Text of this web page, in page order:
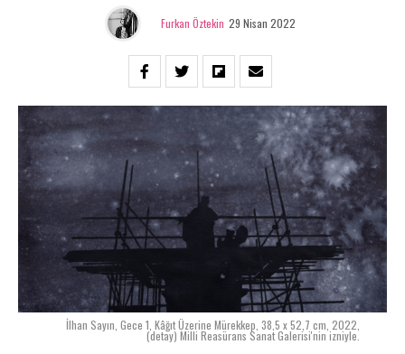
Furkan Öztekin 29 Nisan 2022
İlhan Sayın, Gece 1, Kâğıt Üzerine Mürekkep, 38,5 x 52,7 cm, 2022,
(detay) Milli Reasürans Sanat Galerisi'nin izniyle.